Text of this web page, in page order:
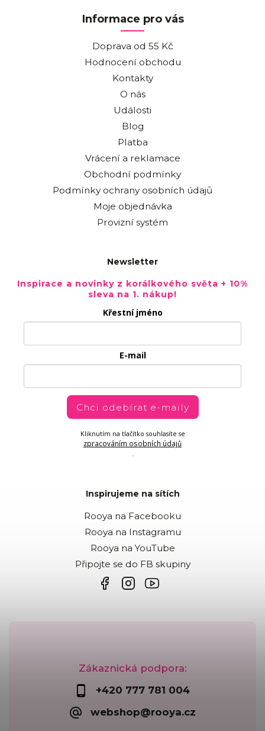
Zákaznická podpora:
+420 777 781 004
webshop@rooya.cz
Informace pro vás
Doprava od 55 Kč
Hodnocení obchodu
Kontakty
O nás
Události
Blog
Platba
Vrácení a reklamace
Obchodní podmínky
Podmínky ochrany osobních údajů
Moje objednávka
Provizní systém
Newsletter
Inspirace a novinky z korálkového světa + 10%
sleva na 1. nákup!
Křestní jméno
E-mail
Chci odebírat e-maily
Kliknutím na tlačítko souhlasíte se
zpracováním osobních údajů
.
Inspirujeme na sítích
Rooya na Facebooku
Rooya na Instagramu
Rooya na YouTube
Připojte se do FB skupiny